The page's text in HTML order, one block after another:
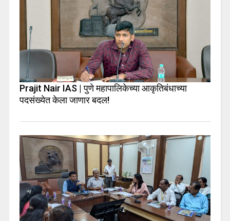
Prajit Nair IAS | पुणे महापालिकेच्या आकृतिबंधाच्या
पदसंख्येत केला जाणार बदल!